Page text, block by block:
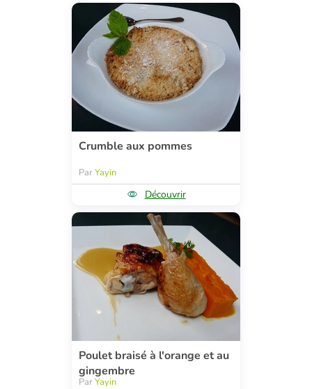
Crumble aux pommes
Par Yayin
Découvrir
Poulet braisé à l'orange et au
gingembre
Par Yayin